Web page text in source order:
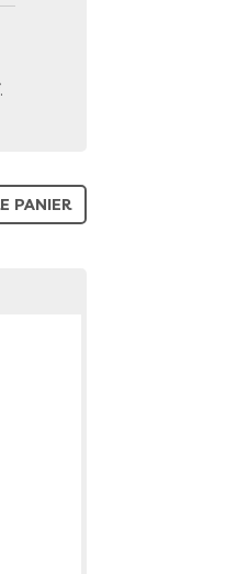
PANIER